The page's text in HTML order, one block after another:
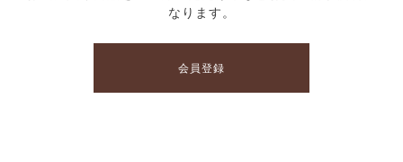
なります。
会員登録